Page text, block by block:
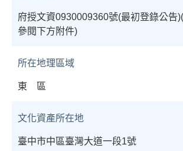
府授文資0930009360號(最初登錄公告
參閱下方附件)
所在地理區域
東 區
文化資產所在地
臺中市中區臺灣大道一段1號